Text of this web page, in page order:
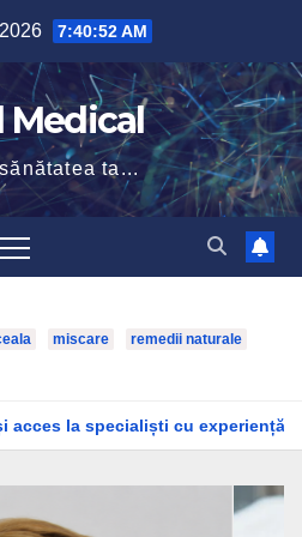
7:40:54 AM
Medical
ta...
miscare remedii naturale
experiență Dr. Alina Ion,